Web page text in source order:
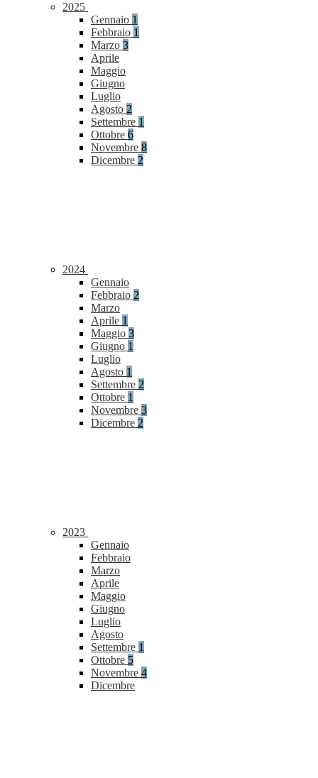
2025
Gennaio 1
Febbraio 1
Marzo 3
Aprile
Maggio
Giugno
Luglio
Agosto 2
Settembre 1
Ottobre 6
Novembre 8
Dicembre 2
2024
Gennaio
Febbraio 2
Marzo
Aprile 1
Maggio 3
Giugno 1
Luglio
Agosto 1
Settembre 2
Ottobre 1
Novembre 3
Dicembre 2
2023
Gennaio
Febbraio
Marzo
Aprile
Maggio
Giugno
Luglio
Agosto
Settembre 1
Ottobre 5
Novembre 4
Dicembre